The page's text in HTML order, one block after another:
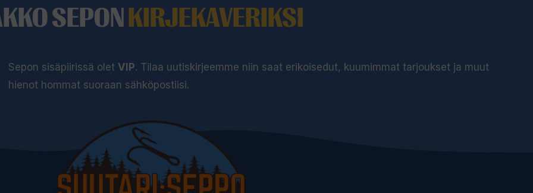
SEPONKIRJEKAVERIKSI
Sepon sisäpiirissä oletVIP. Tilaa uutiskirjeemme niin saat erikoisedut, kuumimmat tarjoukset ja muut
hienot hommat suoraan sähköpostiisi.